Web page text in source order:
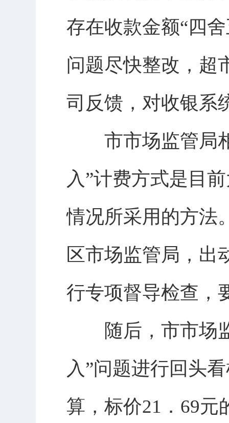
存在收款金额“四
问题尽快整改，超
司反馈，对收银系
市市场监管局相
入”计费方式是目
情况所采用的方法
区市场监管局，出
行专项督导检查，
随后，市市场监
入”问题进行回头
算，标价21．69元